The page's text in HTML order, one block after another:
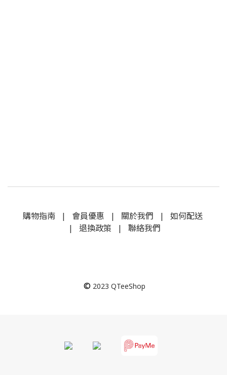
購物指南| 會員優惠 | 關於我們 | 如何配送
| 退換政策 | 聯絡我們
© 2023 QTeeShop